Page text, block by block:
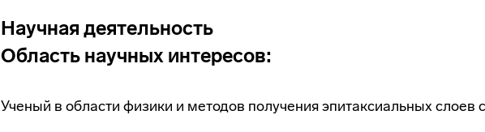
Научная деятельность
Область научных интересов:
Ученый в области физики и методов получения эпитаксиальных слоев